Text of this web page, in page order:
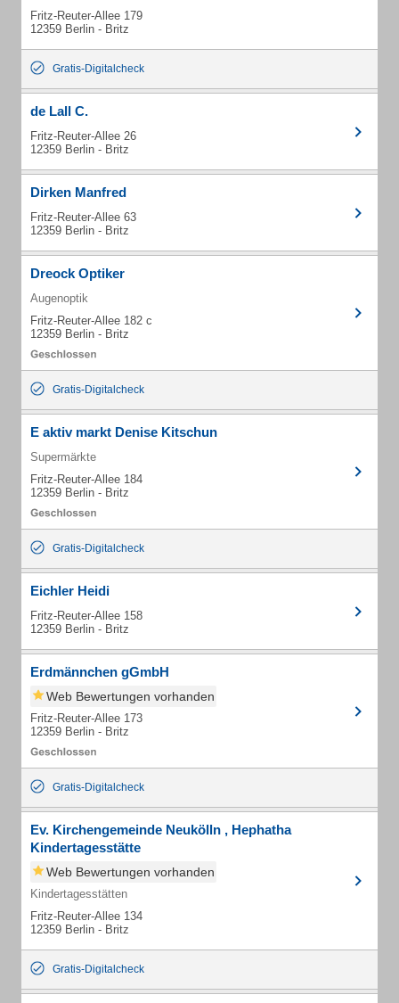
Fritz-Reuter-Allee 179
12359 Berlin - Britz
Gratis-Digitalcheck
de Lall C.
Fritz-Reuter-Allee 26
12359 Berlin - Britz
Dirken Manfred
Fritz-Reuter-Allee 63
12359 Berlin - Britz
Dreock Optiker
Augenoptik
Fritz-Reuter-Allee 182 c
12359 Berlin - Britz
Gratis-Digitalcheck
E aktiv markt Denise Kitschun
Supermärkte
Fritz-Reuter-Allee 184
12359 Berlin - Britz
Gratis-Digitalcheck
Eichler Heidi
Fritz-Reuter-Allee 158
12359 Berlin - Britz
Erdmännchen gGmbH
Web Bewertungen vorhanden
Fritz-Reuter-Allee 173
12359 Berlin - Britz
Gratis-Digitalcheck
Ev. Kirchengemeinde Neukölln , Hephatha
Kindertagesstätte
Web Bewertungen vorhanden
Kindertagesstätten
Fritz-Reuter-Allee 134
12359 Berlin - Britz
Gratis-Digitalcheck